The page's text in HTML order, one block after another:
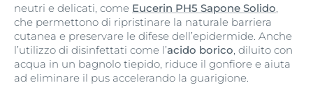
neutri e delicati, come Eucerin PH5 Sapone Solido,
che permettono di ripristinare la naturale barriera
cutanea e preservare le difese dell’epidermide. Anche
l’utilizzo di disinfettati come l’acido borico, diluito con
acqua in un bagnolo tiepido, riduce il gonfiore e aiuta
ad eliminare il pus accelerando la guarigione.